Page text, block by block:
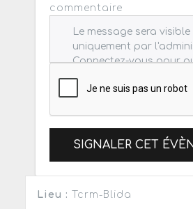
commentaire
SIGNALER CET
Lieu : Tcrm-Blida